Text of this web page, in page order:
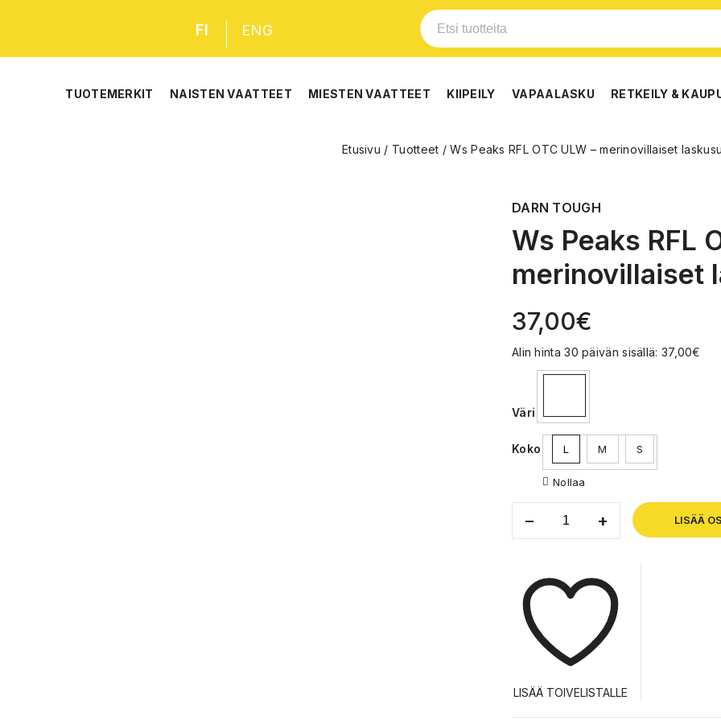
FI ENG
TUOTEMERKIT NAISTEN VAATTEET MIESTEN VAATTEET KIIPEILY VAPAALASKU RETKEILY &
Etusivu / Tuotteet /Ws Peaks RFL OTC ULW – merinovillaiset
DARN TOUGH
Ws Peaks RFL
merinovillaiset
37,00€
Alin hinta 30 päivän sisällä: 37,00€
Väri
Koko L M S
Nollaa
LISÄÄ
LISÄÄ TOIVELISTALLE